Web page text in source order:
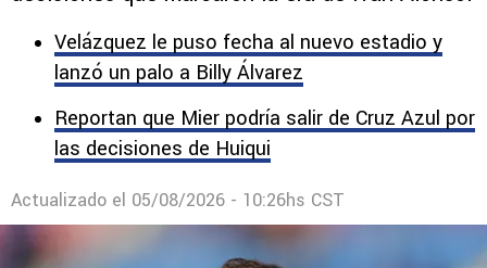
Velázquez le puso fecha al nuevo estadio y
lanzó un palo a Billy Álvarez
Reportan que Mier podría salir de Cruz Azul por
las decisiones de Huiqui
Actualizado el 05/08/2026 - 10:26hs CST